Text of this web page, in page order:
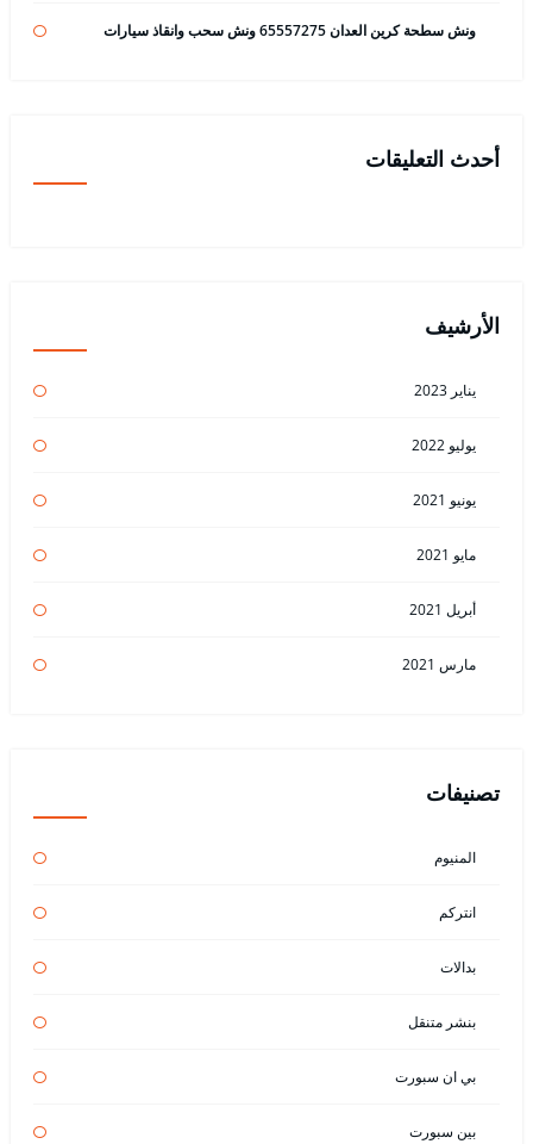
ونش سطحة كرين العدان 65557275 ونش سحب وانقاذ سيارات
أحدث التعليقات
الأرشيف
يناير 2023
يوليو 2022
يونيو 2021
مايو 2021
أبريل 2021
مارس 2021
تصنيفات
المنيوم
انتركم
بدالات
بنشر متنقل
بي ان سبورت
بين سبورت